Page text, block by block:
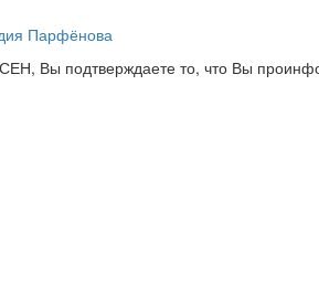
Парфёнова
Вы подтверждаете то, что Вы